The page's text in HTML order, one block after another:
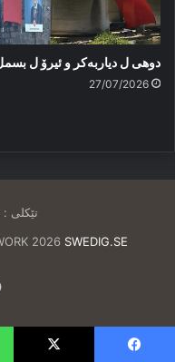
دوهی ل دیاربەکر و ئیرۆ ل
27/07/2026
تێکلی :
2026 SWEDIG.SE